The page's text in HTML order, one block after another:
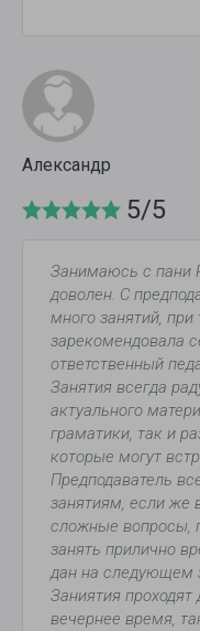
Александр
5/5
Занимаюсь с пани
доволен. С
много занятий,
зарекомендовала
ответственный
Занятия всегда
актуального
граматики, так и
которые могут
Предподаватель
занятиям, если же
сложные вопросы,
занять прилично
дан на следующем
Заниятия проходят
вечернее время,